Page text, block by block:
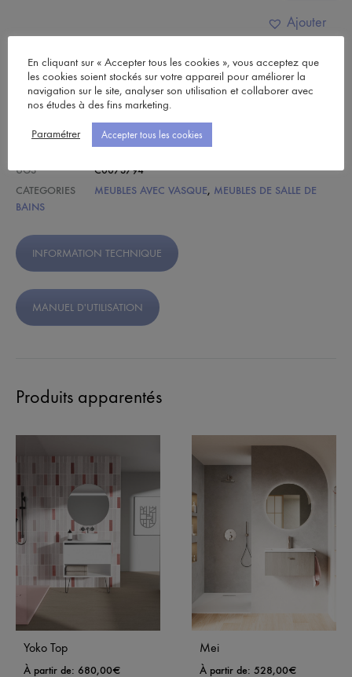
Ajouter
de souhaits
PARTAGEZ
UGS
C0073794
CATEGORIES
MEUBLES AVEC VASQUE, MEUBLES DE SALLE DE
BAINS
INFORMATION TECHNIQUE
MANUEL D'UTILISATION
Produits apparentés
Yoko Top
À partir de: 680,00€
Mei
À partir de: 528,00€
En cliquant sur « Accepter tous les cookies », vous acceptez que
les cookies soient stockés sur votre appareil pour améliorer la
navigation sur le site, analyser son utilisation et collaborer avec
nos études à des fins marketing.
Paramétrer Accepter tous les cookies